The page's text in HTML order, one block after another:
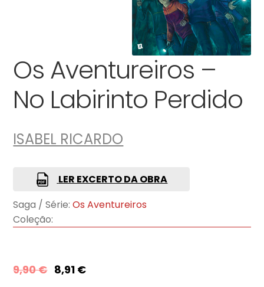
Os Aventureiros –
No Labirinto Perdido
ISABEL RICARDO
LER EXCERTO DA OBRA
Saga / Série: Os Aventureiros
Coleção:
9,90€ 8,91 €